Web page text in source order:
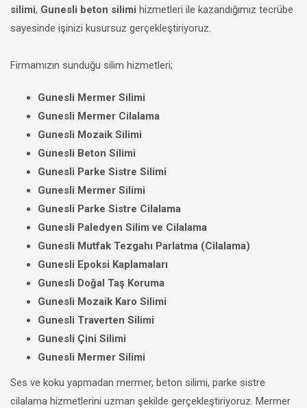
silimi, Gunesli beton silimi hizmetleri ile kazandığımız tecrübe
sayesinde işinizi kusursuz gerçekleştiriyoruz.
Firmamızın sunduğu silim hizmetleri;
Gunesli Mermer Silimi
Gunesli Mermer Cilalama
Gunesli Mozaik Silimi
Gunesli Beton Silimi
Gunesli Parke Sistre Silimi
Gunesli Mermer Silimi
Gunesli Parke Sistre Cilalama
Gunesli Paledyen Silim ve Cilalama
Gunesli Mutfak Tezgahı Parlatma (Cilalama)
Gunesli Epoksi Kaplamaları
Gunesli Doğal Taş Koruma
Gunesli Mozaik Karo Silimi
Gunesli Traverten Silimi
Gunesli Çini Silimi
Gunesli Mermer Silimi
Ses ve koku yapmadan mermer, beton silimi, parke sistre
cilalama hizmetlerini uzman şekilde gerçekleştiriyoruz. Mermer